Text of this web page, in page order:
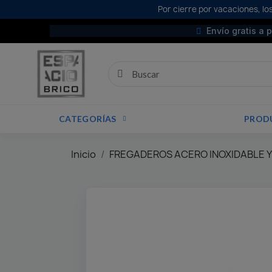
Por cierre por vacaciones,
Envío gratis a
CATEGORÍAS
Inicio FREGADEROS ACERO INOXIDABLE